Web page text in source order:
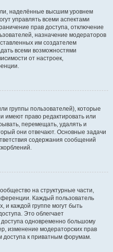
наделённые высшим уровнем
управлять всеми аспектами
прав доступа, отключение
назначение модераторов
им создателем
всеми возможностями
от настроек,
группы пользователей), которые
имеют право редактировать или
перемещать, удалять и
они отвечают. Основные задачи
содержания сообщений
на структурные части,
Каждый пользователь
и каждой группе могут быть
Это облегчает
одновременно большому
изменение модераторских прав
доступа к приватным форумам.